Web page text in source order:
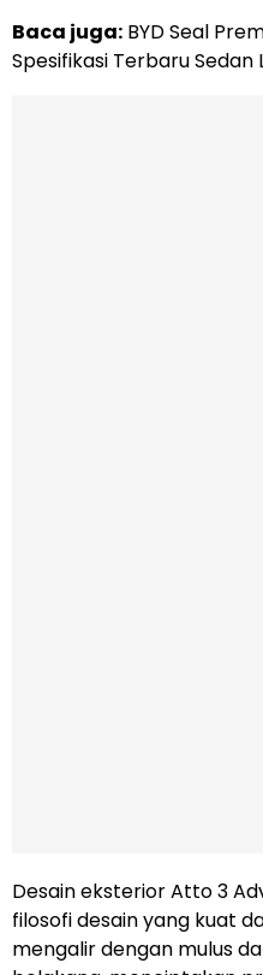
Baca juga: BYD Seal
Spesifikasi Terbaru Sedan
Desain eksterior Atto 3
filosofi desain yang kuat
mengalir dengan mulus